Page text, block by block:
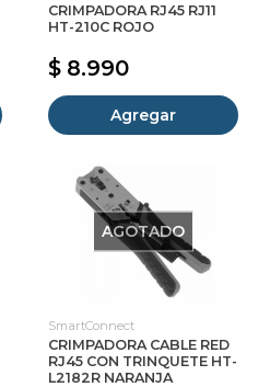
CRIMPADORA RJ45 RJ11
HT-210C ROJO
$ 8.990
Agregar
AGOTADO
SmartConnect
CRIMPADORA CABLE RED
RJ45 CON TRINQUETE HT-
L2182R NARANJA